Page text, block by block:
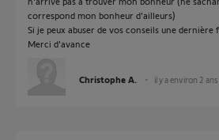
correspond mon bonheur d'ailleurs)
Si je peux abuser de vos conseils une dernière
Merci d'avance
Christophe A. il y a environ 2 ans